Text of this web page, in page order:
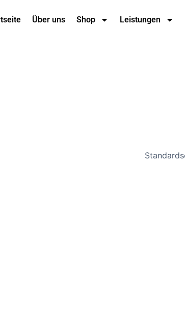
Über uns Shop Leistungen